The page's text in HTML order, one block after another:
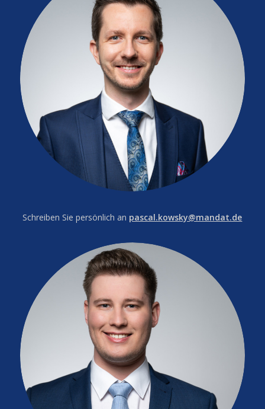
Schreiben Sie persönlich an pascal.kowsky@mandat.de